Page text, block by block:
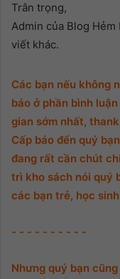
Trân trọng,
Admin của Blog Hẻm
viết khác.
Các bạn nếu không
báo ở phần bình
gian sớm nhất,
Cấp báo đển quý
đang rất cần chút
trì kho sách nói quý
các bạn trẻ, học
- - - - - - - - - -
Nhưng quý bạn